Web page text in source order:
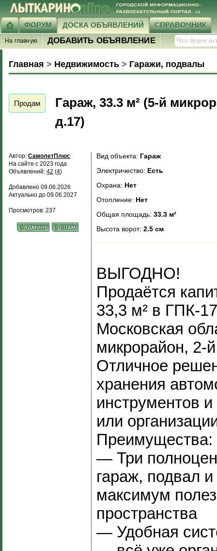
ФОРУМ ДОСКА ОБЪЯВЛЕНИЙ СПРАВОЧНИК
На главную ДОБАВИТЬ ОБЪЯВЛЕНИЕ
Главная > Недвижимость > Гаражи, подвалы
Продам
Гараж, 33.3 м² (5-й
д.17)
Автор: СамолетПлюс
На сайте с 2023 года
Объявлений: 42 (4)
Добавлено 09.06.2026
Актуально до 09.06.2027
Просмотров: 237
Вид объекта: Гараж
Электричество: Есть
Охрана: Нет
Отопление: Нет
Общая площадь: 33.3 м²
Высота ворот: 2.5 см
ВЫГОДНО!
Продаётся
33,3 м² в ГПК-
Московская
микрорайон, 2-
Отличное
хранения
инструментов
или
Преимущества:
— Три
гараж, подвал
максимум
пространства
— Удобная